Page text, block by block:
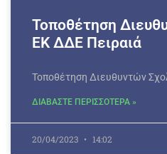
Τοποθέτηση
ΕΚ ΔΔΕ Πειραιά
Τοποθέτηση Διευθυντών
ΔΙΑΒΑΣΤΕ ΠΕΡΙΣΣΟΤΕΡΑ »
20/04/2023 14:02